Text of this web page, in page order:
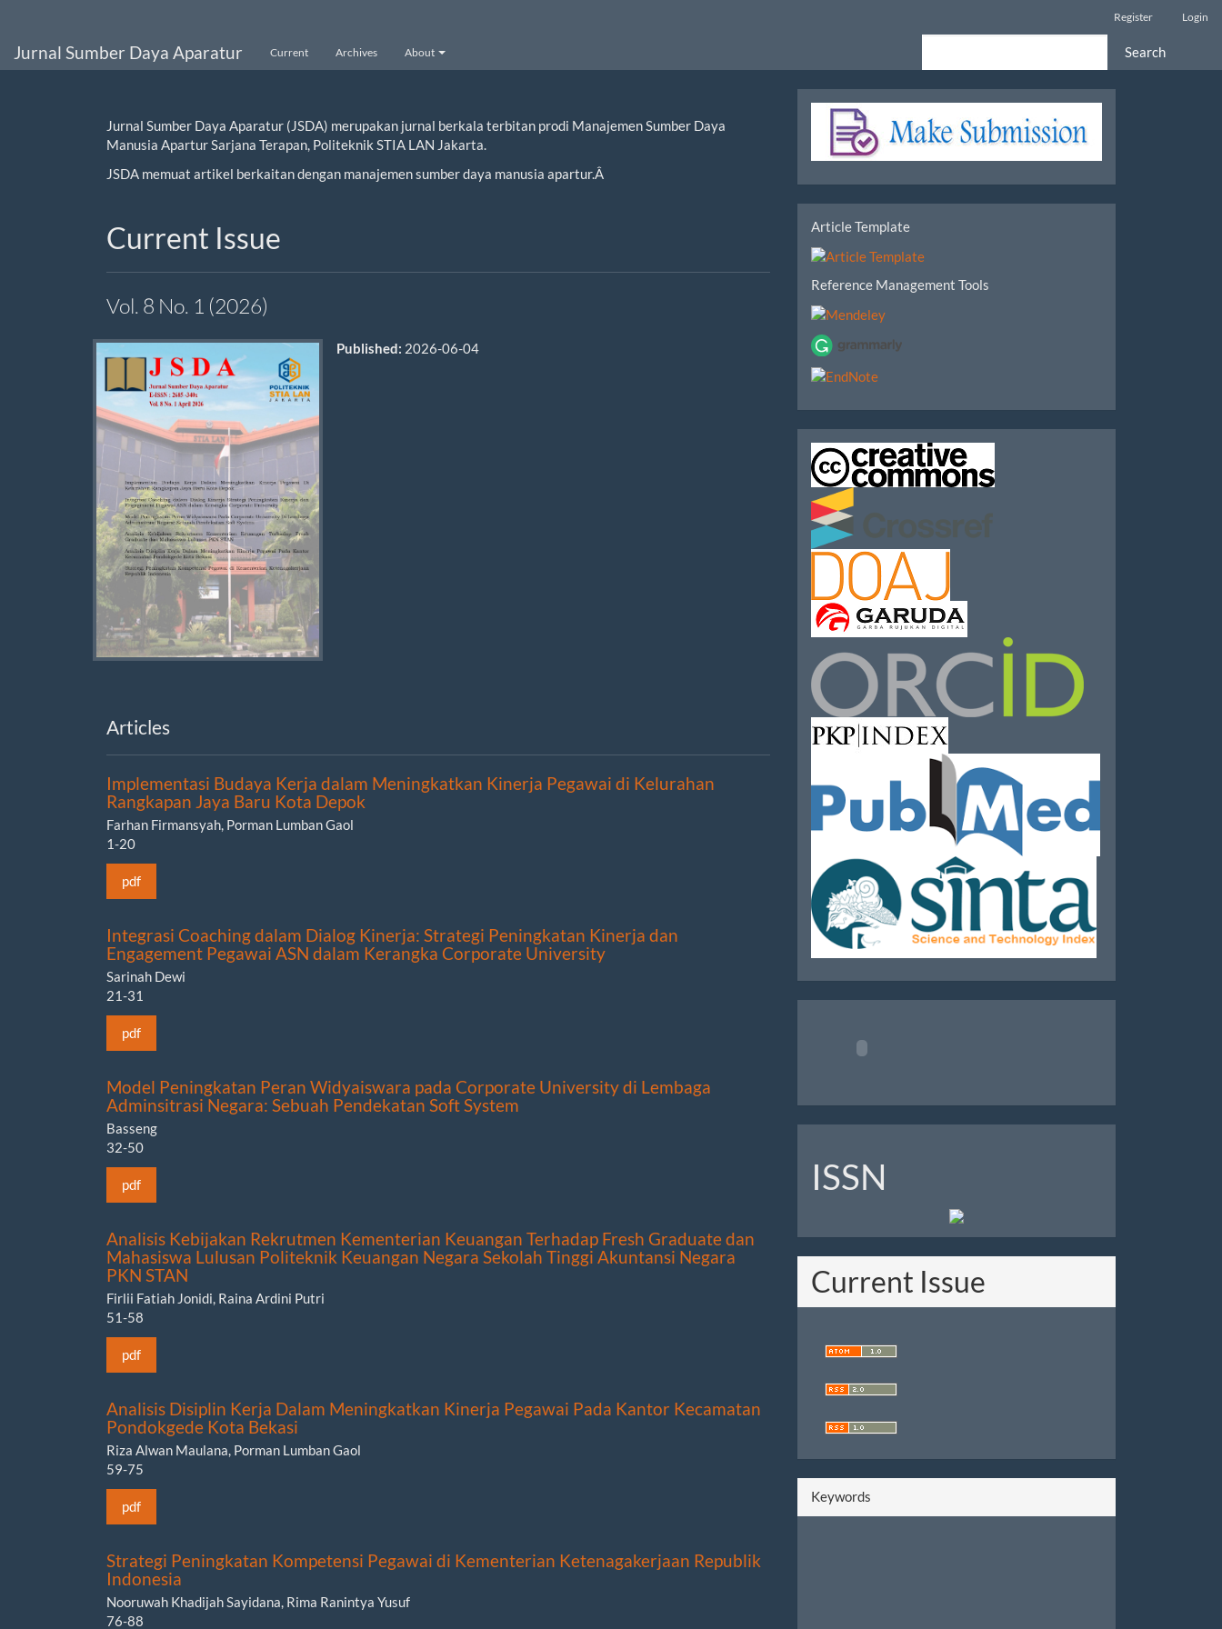
Main
Register Login
Jurnal Sumber Daya Aparatur Current Archives About Search
Jurnal Sumber Daya Aparatur (JSDA) merupakan jurnal berkala terbitan prodi Manajemen Sumber Daya
Manusia Apartur Sarjana Terapan, Politeknik STIA LAN Jakarta.
JSDA memuat artikel berkaitan dengan manajemen sumber daya manusia apartur.Â
Current Issue
Vol. 8 No. 1 (2026)
Published: 2026-06-04
Articles
Implementasi Budaya Kerja dalam Meningkatkan Kinerja Pegawai di Kelurahan
Rangkapan Jaya Baru Kota Depok
Farhan Firmansyah, Porman Lumban Gaol
1-20
pdf
Integrasi Coaching dalam Dialog Kinerja: Strategi Peningkatan Kinerja dan
Engagement Pegawai ASN dalam Kerangka Corporate University
Sarinah Dewi
21-31
pdf
Model Peningkatan Peran Widyaiswara pada Corporate University di Lembaga
Adminsitrasi Negara: Sebuah Pendekatan Soft System
Basseng
32-50
pdf
Analisis Kebijakan Rekrutmen Kementerian Keuangan Terhadap Fresh Graduate dan
Mahasiswa Lulusan Politeknik Keuangan Negara Sekolah Tinggi Akuntansi Negara
PKN STAN
Firlii Fatiah Jonidi, Raina Ardini Putri
51-58
pdf
Analisis Disiplin Kerja Dalam Meningkatkan Kinerja Pegawai Pada Kantor Kecamatan
Pondokgede Kota Bekasi
Riza Alwan Maulana, Porman Lumban Gaol
59-75
pdf
Strategi Peningkatan Kompetensi Pegawai di Kementerian Ketenagakerjaan Republik
Indonesia
Nooruwah Khadijah Sayidana, Rima Ranintya Yusuf
76-88
Make
Submission
tools
Article Template
Reference Management Tools
IndexedBy
ISSN
Current Issue
Keywords